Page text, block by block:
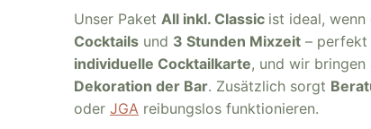
Unser Paket All inkl. Classic ist ideal, wenn
Cocktails und 3 Stunden Mixzeit – perfekt
individuelle Cocktailkarte, und wir bringen
Dekoration der Bar. Zusätzlich sorgt
oder JGA reibungslos funktionieren.